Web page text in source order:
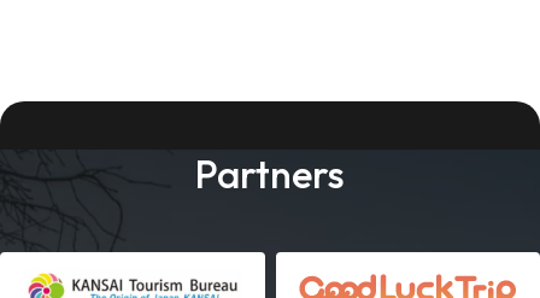
Partners